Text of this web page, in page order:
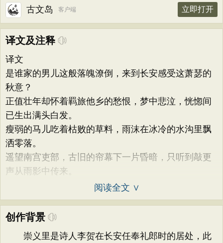
古文岛 客户端 立即打开
译文及注释
译文
是谁家的男儿这般落魄潦倒，来到长安感受这萧瑟的
秋意？
正值壮年却怀着羁旅他乡的愁恨，梦中悲泣，恍惚间
已生出满头白发。
瘦弱的马儿吃着枯败的草料，雨沫在冰冷的水沟里飘
洒零落。
遥望南宫吏部，古旧的帘幕下一片昏暗，只听到敲更
声从雨影中传来。
阅读全文 ∨
创作背景
崇义里是诗人李贺在长安任奉礼郎时的居处，此